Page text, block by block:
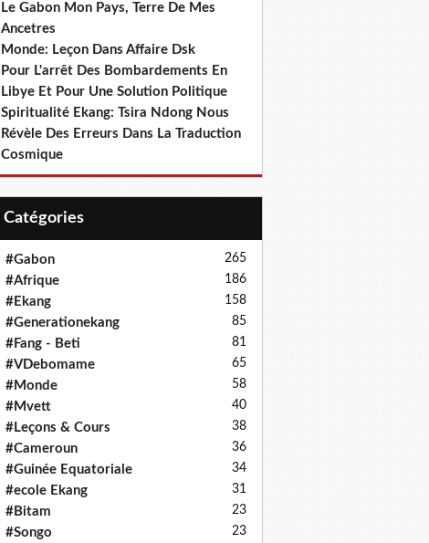
Le Gabon Mon Pays, Terre De Mes
Ancetres
Monde: Leçon Dans Affaire Dsk
Pour L'arrêt Des Bombardements En
Libye Et Pour Une Solution Politique
Spiritualité Ekang: Tsira Ndong Nous
Révèle Des Erreurs Dans La Traduction
Cosmique
Catégories
#Gabon 265
#Afrique 186
#Ekang 158
#Generationekang 85
#Fang - Beti 81
#VDebomame 65
#Monde 58
#Mvett 40
#Leçons & Cours 38
#Cameroun 36
#Guinée Equatoriale 34
#ecole Ekang 31
#Bitam 23
#Songo 23